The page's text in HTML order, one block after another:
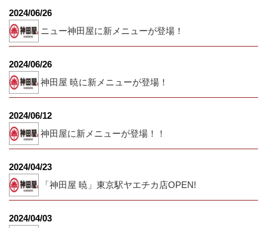
2024/06/26
ニュー神田屋に新メニューが登場！
2024/06/26
神田屋 暁に新メニューが登場！
2024/06/12
神田屋に新メニューが登場！！
2024/04/23
「神田屋 暁」東京駅ヤエチカ店OPEN!
2024/04/03